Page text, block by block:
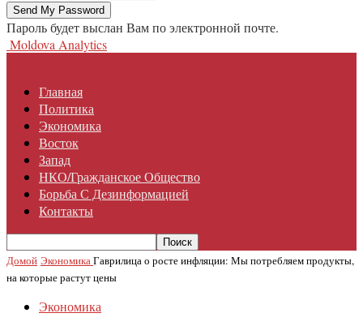
Пароль будет выслан Вам по электронной почте.
Moldova Analytics
Главная
Политика
Экономика
Восток
Запад
НКО/гражданское Общество
Борьба С Дезинформацией
Контакты
Домой ЭкономикаГаврилица о росте инфляции: Мы потребляем продукты,
на которые растут цены
Экономика